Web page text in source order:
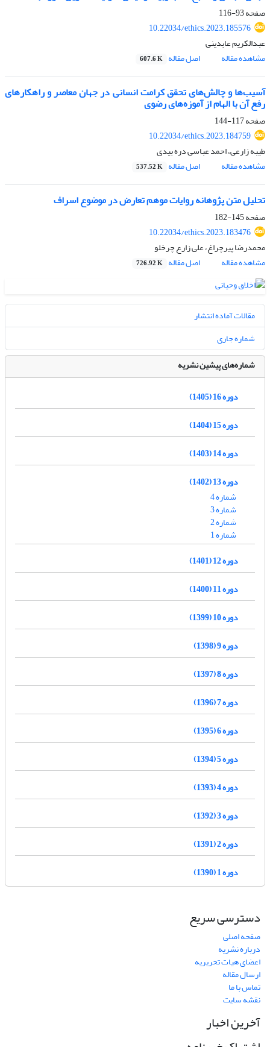
صفحه93-116
10.22034/ethics.2023.185576
عبدالکریم عابدینی
مشاهده مقاله
اصل مقاله 607.6 K
آسیب‌ها و چالش‌های تحقق کرامت انسانی در جهان معاصر و راهکارهای
رفع آن با الهام از آموزه‌های رضوی
صفحه117-144
10.22034/ethics.2023.184759
طیبه زارعی، احمد عباسی دره بیدی
مشاهده مقاله
اصل مقاله 537.52 K
تحلیل متن پژوهانه روایات موهم تعارض در موضوع اسراف
صفحه145-182
10.22034/ethics.2023.183476
محمدرضا پیرچراغ، علی زارع چرخلو
مشاهده مقاله
اصل مقاله 726.92 K
مقالات آماده انتشار
شماره جاری
شماره‌های پیشین نشریه
دوره 16 (1405)
دوره 15 (1404)
دوره 14 (1403)
دوره 13 (1402)
شماره 4
شماره 3
شماره 2
شماره 1
دوره 12 (1401)
دوره 11 (1400)
دوره 10 (1399)
دوره 9 (1398)
دوره 8 (1397)
دوره 7 (1396)
دوره 6 (1395)
دوره 5 (1394)
دوره 4 (1393)
دوره 3 (1392)
دوره 2 (1391)
دوره 1 (1390)
دسترسی سریع
صفحه اصلی
درباره نشریه
اعضای هیات تحریریه
ارسال مقاله
تماس با ما
نقشه سایت
آخرین اخبار